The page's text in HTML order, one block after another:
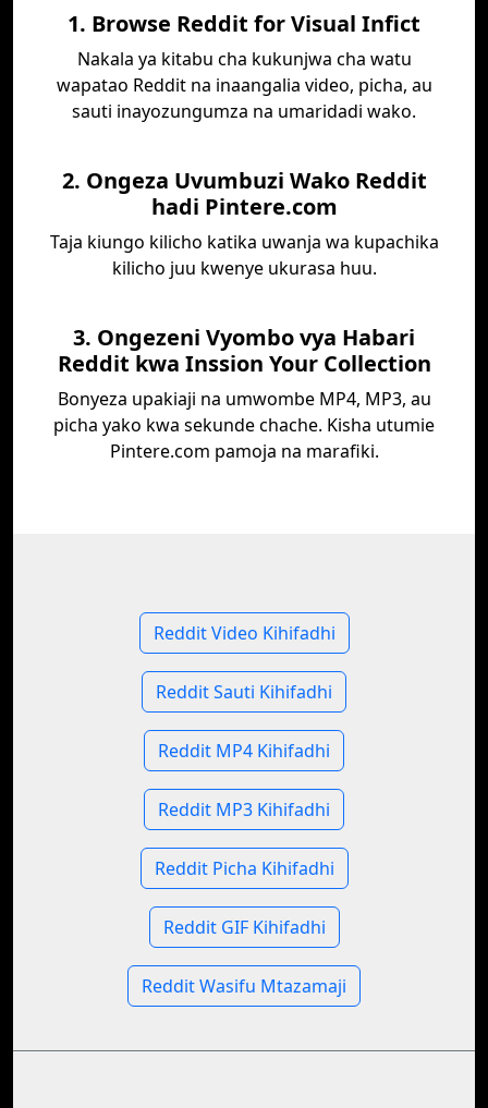
1. Browse Reddit for Visual Infict
Nakala ya kitabu cha kukunjwa cha watu
wapatao Reddit na inaangalia video, picha, au
sauti inayozungumza na umaridadi wako.
2. Ongeza Uvumbuzi Wako Reddit
hadi Pintere.com
Taja kiungo kilicho katika uwanja wa kupachika
kilicho juu kwenye ukurasa huu.
3. Ongezeni Vyombo vya Habari
Reddit kwa Inssion Your Collection
Bonyeza upakiaji na umwombe MP4, MP3, au
picha yako kwa sekunde chache. Kisha utumie
Pintere.com pamoja na marafiki.
Reddit Video Kihifadhi
Reddit Sauti Kihifadhi
Reddit MP4 Kihifadhi
Reddit MP3 Kihifadhi
Reddit Picha Kihifadhi
Reddit GIF Kihifadhi
Reddit Wasifu Mtazamaji